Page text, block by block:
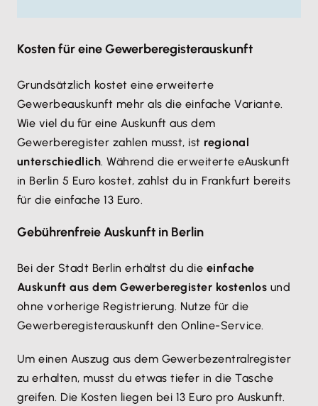
Kosten für eine Gewerberegisterauskunft
Grundsätzlich kostet eine erweiterte
Gewerbeauskunft mehr als die einfache Variante.
Wie viel du für eine Auskunft aus dem
Gewerberegister zahlen musst, ist regional
unterschiedlich. Während die erweiterte eAuskunft
in Berlin 5 Euro kostet, zahlst du in Frankfurt bereits
für die einfache 13 Euro.
Gebührenfreie Auskunft in Berlin
Bei der Stadt Berlin erhältst du die einfache
Auskunft aus dem Gewerberegister kostenlos und
ohne vorherige Registrierung. Nutze für die
Gewerberegisterauskunft den Online-Service.
Um einen Auszug aus dem Gewerbezentralregister
zu erhalten, musst du etwas tiefer in die Tasche
greifen. Die Kosten liegen bei 13 Euro pro Auskunft.